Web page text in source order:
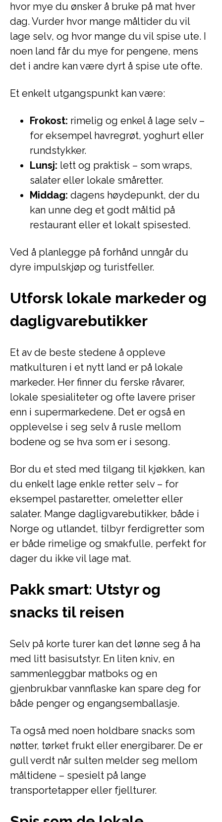
hvor mye du ønsker å bruke på mat hver
dag. Vurder hvor mange måltider du vil
lage selv, og hvor mange du vil spise ute. I
noen land får du mye for pengene, mens
det i andre kan være dyrt å spise ute ofte.
Et enkelt utgangspunkt kan være:
Frokost: rimelig og enkel å lage selv –
for eksempel havregrøt, yoghurt eller
rundstykker.
Lunsj: lett og praktisk – som wraps,
salater eller lokale småretter.
Middag: dagens høydepunkt, der du
kan unne deg et godt måltid på
restaurant eller et lokalt spisested.
Ved å planlegge på forhånd unngår du
dyre impulskjøp og turistfeller.
Utforsk lokale markeder og
dagligvarebutikker
Et av de beste stedene å oppleve
matkulturen i et nytt land er på lokale
markeder. Her finner du ferske råvarer,
lokale spesialiteter og ofte lavere priser
enn i supermarkedene. Det er også en
opplevelse i seg selv å rusle mellom
bodene og se hva som er i sesong.
Bor du et sted med tilgang til kjøkken, kan
du enkelt lage enkle retter selv – for
eksempel pastaretter, omeletter eller
salater. Mange dagligvarebutikker, både i
Norge og utlandet, tilbyr ferdigretter som
er både rimelige og smakfulle, perfekt for
dager du ikke vil lage mat.
Pakk smart: Utstyr og
snacks til reisen
Selv på korte turer kan det lønne seg å ha
med litt basisutstyr. En liten kniv, en
sammenleggbar matboks og en
gjenbrukbar vannflaske kan spare deg for
både penger og engangsemballasje.
Ta også med noen holdbare snacks som
nøtter, tørket frukt eller energibarer. De er
gull verdt når sulten melder seg mellom
måltidene – spesielt på lange
transportetapper eller fjellturer.